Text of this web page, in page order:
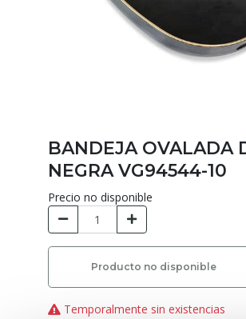
BANDEJA OVALADA
NEGRA VG94544-10
Precio no disponible
Producto no disponible
Temporalmente sin existencias